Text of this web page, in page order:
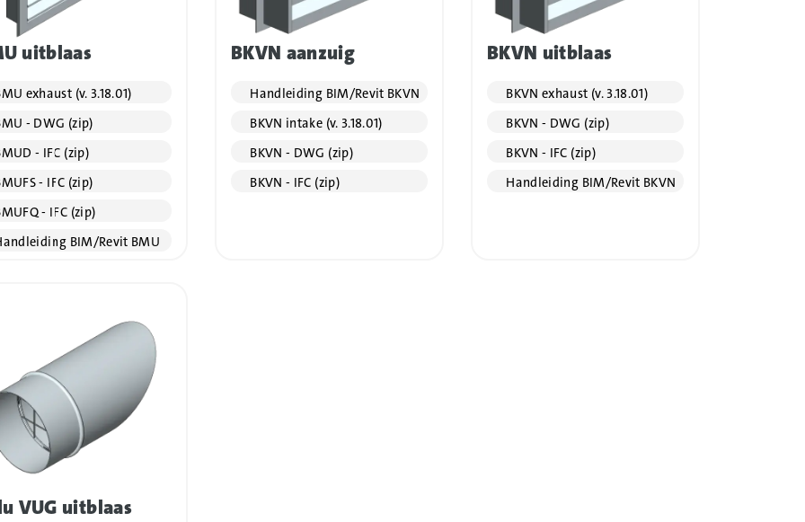
uitblaas
exhaust (v. 3.18.01)
- DWG (zip)
- IFC (zip)
- IFC (zip)
- IFC (zip)
BIM/Revit BMU
BKVN aanzuig
Handleiding BIM/Revit BKVN
BKVN intake (v. 3.18.01)
BKVN - DWG (zip)
BKVN - IFC (zip)
BKVN uitblaas
BKVN exhaust (v. 3.18.01)
BKVN - DWG (zip)
BKVN - IFC (zip)
Handleiding BIM/Revit BKVN
VUG uitblaas